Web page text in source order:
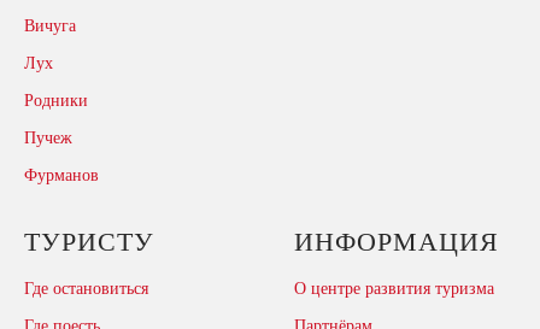
Вичуга
Лух
Родники
Пучеж
Фурманов
ТУРИСТУ
Где остановиться
ИНФОРМАЦИЯ
О центре развития туризма